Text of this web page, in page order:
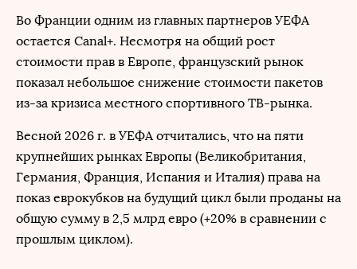
Во Франции одним из главных партнеров УЕФА
остается Canal+. Несмотря на общий рост
стоимости прав в Европе, французский рынок
показал небольшое снижение стоимости пакетов
из-за кризиса местного спортивного ТВ-рынка.
Весной 2026 г. в УЕФА отчитались, что на пяти
крупнейших рынках Европы (Великобритания,
Германия, Франция, Испания и Италия) права на
показ еврокубков на будущий цикл были проданы на
общую сумму в 2,5 млрд евро (+20% в сравнении с
прошлым циклом).